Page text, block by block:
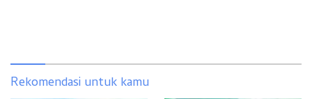
Rekomendasi untuk kamu